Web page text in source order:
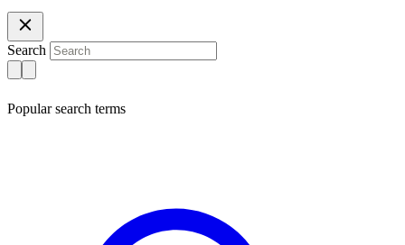
Search
Popular search terms